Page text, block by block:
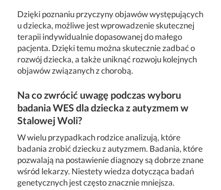
Dzięki poznaniu przyczyny objawów występujących
u dziecka, możliwe jest wprowadzenie skutecznej
terapii indywidualnie dopasowanej do małego
pacjenta. Dzięki temu można skutecznie zadbać o
rozwój dziecka, a także uniknąć rozwoju kolejnych
objawów związanych z chorobą.
Na co zwrócić uwagę podczas wyboru
badania WES dla dziecka z autyzmem w
Stalowej Woli?
W wielu przypadkach rodzice analizują, które
badania zrobić dziecku z autyzmem. Badania, które
pozwalają na postawienie diagnozy są dobrze znane
wśród lekarzy. Niestety wiedza dotycząca badań
genetycznych jest często znacznie mniejsza.